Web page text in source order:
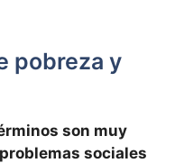
pobreza y
son muy
sociales